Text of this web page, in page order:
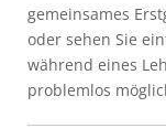
gemeinsames
oder sehen Sie
während eines
problemlos